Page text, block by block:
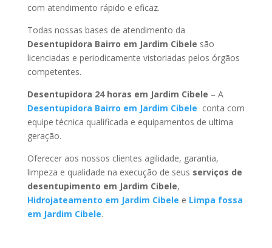
com atendimento rápido e eficaz.
Todas nossas bases de atendimento da
Desentupidora Bairro em Jardim Cibele são
licenciadas e periodicamente vistoriadas pelos órgãos
competentes.
Desentupidora 24 horas em Jardim Cibele – A
Desentupidora Bairro em Jardim Cibele conta com
equipe técnica qualificada e equipamentos de ultima
geração.
Oferecer aos nossos clientes agilidade, garantia,
limpeza e qualidade na execução de seus serviços de
desentupimento em Jardim Cibele,
Hidrojateamento em Jardim Cibele e Limpa fossa
em Jardim Cibele.